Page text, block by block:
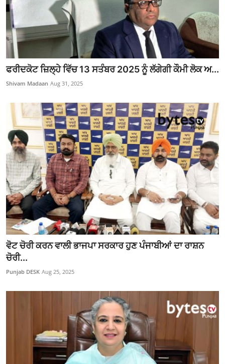
ਫਰੀਦਕੋਟ ਜ਼ਿਲ੍ਹੇ ਵਿੱਚ 13 ਸਤੰਬਰ 2025 ਨੂੰ ਲੱਗੇਗੀ ਕੌਮੀ ਲੋਕ ਅ...
Shivam Madaan Aug 31, 2025
ਵੋਟ ਚੋਰੀ ਕਰਨ ਵਾਲੀ ਭਾਜਪਾ ਸਰਕਾਰ ਹੁਣ ਪੰਜਾਬੀਆਂ ਦਾ ਰਾਸ਼ਨ
ਚੋਰੀ...
Punjab DESK Aug 25, 2025